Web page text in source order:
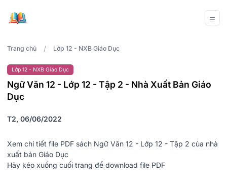
Trang chủ / Lớp 12 - NXB Giáo Dục
Lớp 12 - NXB Giáo Dục
Ngữ Văn 12 - Lớp 12 - Tập 2 - Nhà Xuất Bản Giáo
Dục
T2, 06/06/2022
Xem chi tiết file PDF sách Ngữ Văn 12 - Lớp 12 - Tập 2 của nhà
xuất bản Giáo Dục
Hãy kéo xuống cuối trang để download file PDF